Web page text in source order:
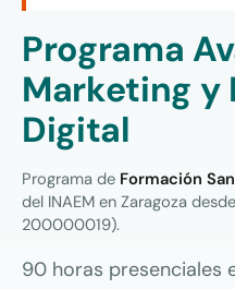
Programa
Marketing y
Digital
Programa de Formación
del INAEM en Zaragoza
200000019).
90 horas presenciales